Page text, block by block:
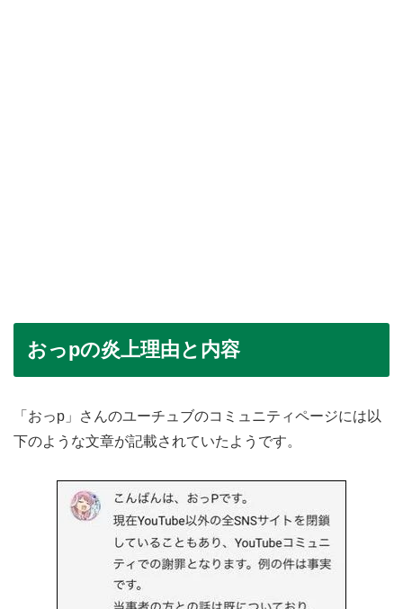
おっpの炎上理由と内容
「おっp」さんのユーチュブのコミュニティページには以
下のような文章が記載されていたようです。